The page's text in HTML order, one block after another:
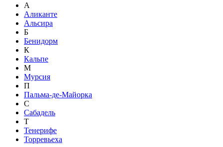
А
Аликанте
Альсира
Б
Бенидорм
К
Кальпе
М
Мурсия
П
Пальма-де-Майорка
С
Сабадель
Т
Тенерифе
Торревьеха